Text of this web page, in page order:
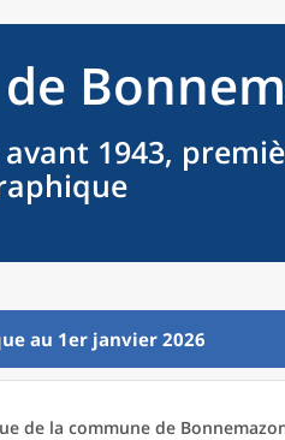
de
avant 1943,
au 1er janvier 2026
de la commune de